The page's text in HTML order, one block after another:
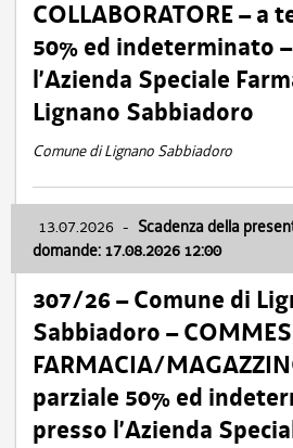
COLLABORATORE – a
50% ed indeterminato
l’Azienda Speciale
Lignano Sabbiadoro
Comune di Lignano Sabbiadoro
13.07.2026 - Scadenza della
domande: 17.08.2026 12:00
307/26 – Comune di
Sabbiadoro –
FARMACIA/
parziale 50% ed
presso l’Azienda